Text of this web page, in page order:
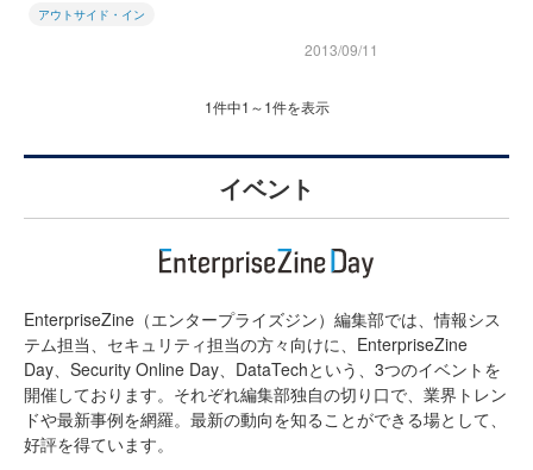
アウトサイド・イン
2013/09/11
1件中1～1件を表示
イベント
EnterpriseZine（エンタープライズジン）編集部では、情報シス
テム担当、セキュリティ担当の方々向けに、EnterpriseZine
Day、Security Online Day、DataTechという、3つのイベントを
開催しております。それぞれ編集部独自の切り口で、業界トレン
ドや最新事例を網羅。最新の動向を知ることができる場として、
好評を得ています。